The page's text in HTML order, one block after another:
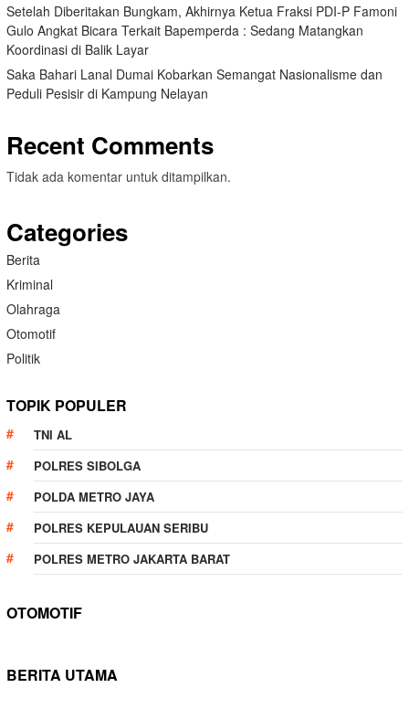
Setelah Diberitakan Bungkam, Akhirnya Ketua Fraksi PDI-P Famoni
Gulo Angkat Bicara Terkait Bapemperda : Sedang Matangkan
Koordinasi di Balik Layar
Saka Bahari Lanal Dumai Kobarkan Semangat Nasionalisme dan
Peduli Pesisir di Kampung Nelayan
Recent Comments
Tidak ada komentar untuk ditampilkan.
Categories
Berita
Kriminal
Olahraga
Otomotif
Politik
TOPIK POPULER
TNI AL
POLRES SIBOLGA
POLDA METRO JAYA
POLRES KEPULAUAN SERIBU
POLRES METRO JAKARTA BARAT
OTOMOTIF
BERITA UTAMA